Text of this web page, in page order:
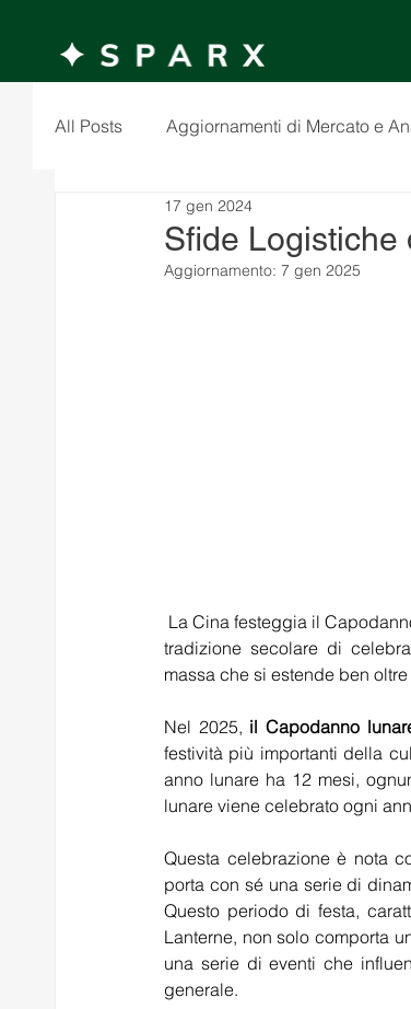
All Posts Aggiornamenti di Mercato e
Sfide
17 gen 2024
Aggiornamento: 7 gen 2025
tradizione secolare di
massa che si estende ben
Nel 2025, il Capodanno
festività più importanti della
anno lunare ha 12 mesi,
lunare viene celebrato ogni
Questa celebrazione è nota
porta con sé una serie di
Questo periodo di festa,
Lanterne, non solo comporta
una serie di eventi che
generale.